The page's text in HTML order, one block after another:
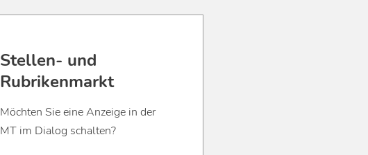
Stellen- und
Rubrikenmarkt
Möchten Sie eine Anzeige in der
MT im Dialog schalten?